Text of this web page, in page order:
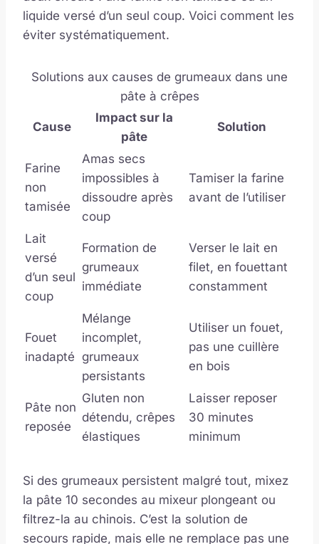
liquide versé d’un seul coup. Voici comment les
éviter systématiquement.
Solutions aux causes de grumeaux dans une
pâte à crêpes
Cause
Impact sur la
pâte
Solution
Farine
non
tamisée
Amas secs
impossibles à
dissoudre après
coup
Tamiser la farine
avant de l’utiliser
Lait
versé
d’un seul
coup
Formation de
grumeaux
immédiate
Verser le lait en
filet, en fouettant
constamment
Fouet
inadapté
Mélange
incomplet,
grumeaux
persistants
Utiliser un fouet,
pas une cuillère
en bois
Pâte non
reposée
Gluten non
détendu, crêpes
élastiques
Laisser reposer
30 minutes
minimum
Si des grumeaux persistent malgré tout, mixez
la pâte 10 secondes au mixeur plongeant ou
filtrez-la au chinois. C’est la solution de
secours rapide, mais elle ne remplace pas une